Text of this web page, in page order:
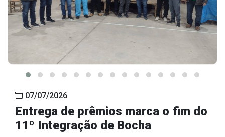
07/07/2026
Entrega de prêmios marca o fim do
11º Integração de Bocha